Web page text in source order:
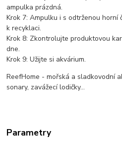
ampulka prázdná.
Krok 7: Ampulku i s odtrženou horní
k recyklaci.
Krok 8: Zkontrolujte produktovou
dne.
Krok 9: Užijte si akvárium.
ReefHome - mořská a sladkovodní
sonary, zavážecí lodičky...
Parametry